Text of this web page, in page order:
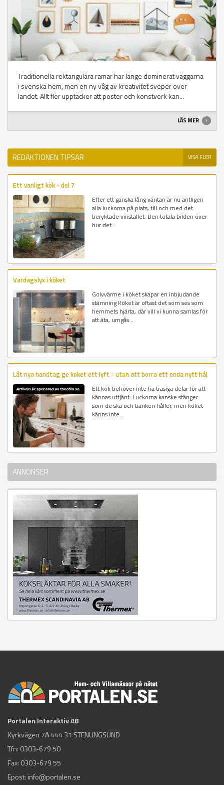
Traditionella rektangulära ramar har länge dominerat väggarna
i svenska hem, men en ny våg av kreativitet sveper över
landet. Allt fler upptäcker att poster och konstverk kan...
LÄS MER
REDAKTIONEN TIPSAR VISA FLER
Ett vanligt kök - del 7
Efter ett ganska lång väntan är nu äntligen
alla luckorna på plats, till och med det
beryktade vinstället. Den totala bilden över
hur det...
Vardagslyx i köket
Golvvärme i köket skapar en inbjudande
stämning Köket är oftast det som ses som
hemmets hjärta, där vill vi kunna samlas för
att äta, umgås...
Låt nya handtag ge köket ett lyft - utan att borra ett enda nytt hål
Ett kök behöver inte ha trasiga delar för att
kännas uttjänt. Luckorna kanske stänger
som de ska och bänken håller, men köket
känns inte...
ANNONSER
Portalen Interaktiv AB
Kyrkvägen 7A 444 31 STENUNGSUND
Tfn: 0303-679 50
Fax: 0303-679 55
Epost: info@portalen.se